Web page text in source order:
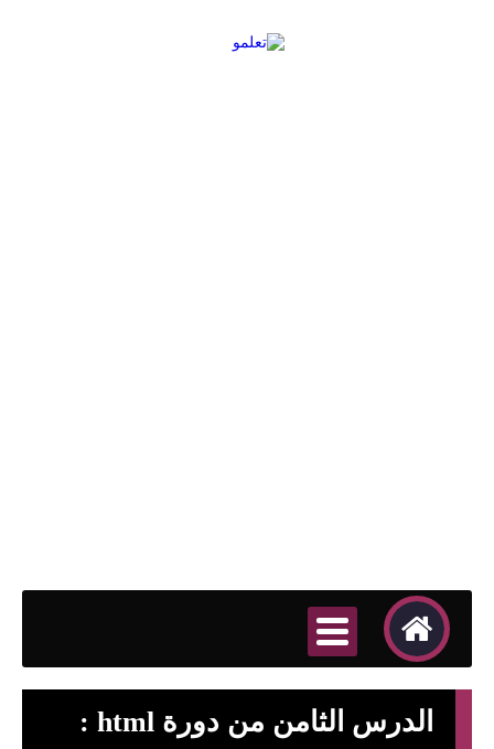
الدرس الثامن من دورة html :